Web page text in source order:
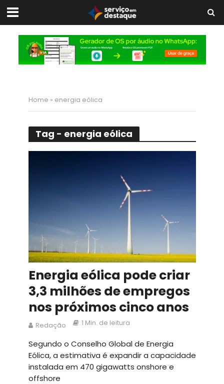
Home » energia eólica
Tag - energia eólica
Energia eólica pode criar
3,3 milhões de empregos
nos próximos cinco anos
Redação 1 Min. de leitura
Segundo o Conselho Global de Energia
Eólica, a estimativa é expandir a capacidade
instalada em 470 gigawatts onshore e
offshore